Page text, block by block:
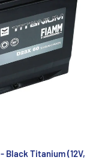
Black Titanium (12V,